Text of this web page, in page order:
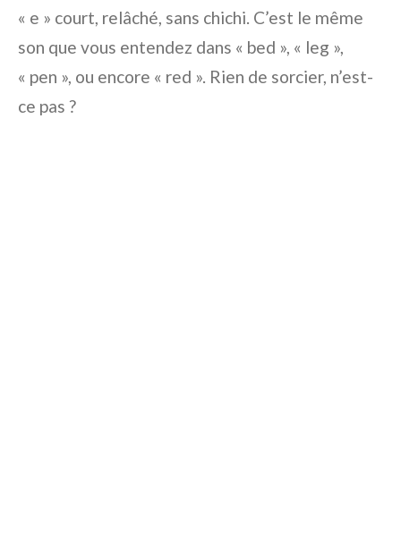
« e » court, relâché, sans chichi. C’est le même
son que vous entendez dans « bed », « leg »,
« pen », ou encore « red ». Rien de sorcier, n’est-
ce pas ?